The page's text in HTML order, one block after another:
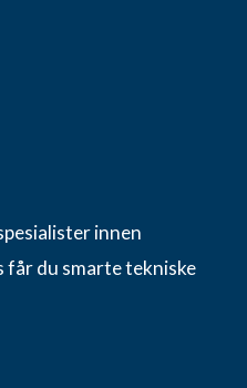
innen
får du smarte tekniske